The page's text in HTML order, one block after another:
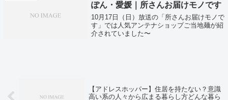
ぽん・愛媛｜所さんお届けモノです
10月17日（日）放送の「所さんお届けモノで
す」では人気アンテナショップご当地麺が紹
介されていました〜
【アドレスホッパー】住居を持たない？意識
高い系の人々から広まる暮らし方どんな暮ら